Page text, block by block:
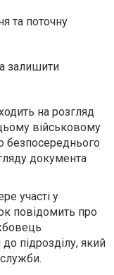
та поточну
залишити
на розгляд
військовому
безпосереднього
документа
участі у
повідомить про
підрозділу, який
.